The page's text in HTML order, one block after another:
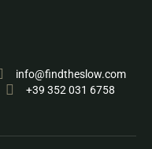
info@findtheslow.com
+39 352 031 6758